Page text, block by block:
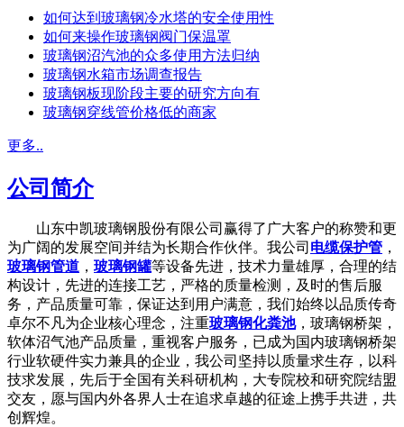
如何达到玻璃钢冷水塔的安全使用性
如何来操作玻璃钢阀门保温罩
玻璃钢沼汽池的众多使用方法归纳
玻璃钢水箱市场调查报告
玻璃钢板现阶段主要的研究方向有
玻璃钢穿线管价格低的商家
更多..
公司简介
山东中凯玻璃钢股份有限公司赢得了广大客户的称赞和更
为广阔的发展空间并结为长期合作伙伴。我公司 电缆保护管 ，
玻璃钢管道 ， 玻璃钢罐等设备先进，技术力量雄厚，合理的结
构设计，先进的连接工艺，严格的质量检测，及时的售后服
务，产品质量可靠，保证达到用户满意，我们始终以品质传奇
卓尔不凡为企业核心理念，注重玻璃钢化粪池，玻璃钢桥架，
软体沼气池产品质量，重视客户服务，已成为国内玻璃钢桥架
行业软硬件实力兼具的企业，我公司坚持以质量求生存，以科
技求发展，先后于全国有关科研机构，大专院校和研究院结盟
交友，愿与国内外各界人士在追求卓越的征途上携手共进，共
创辉煌。